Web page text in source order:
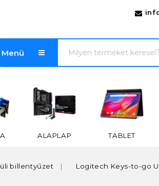
Menü
ALAPLAP TABLET
billentyűzet Logitech Keys-to-go